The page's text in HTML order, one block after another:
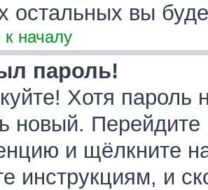
остальных вы
к началу
пароль!
Хотя пароль
новый.
и щёлкните
инструкциям, и